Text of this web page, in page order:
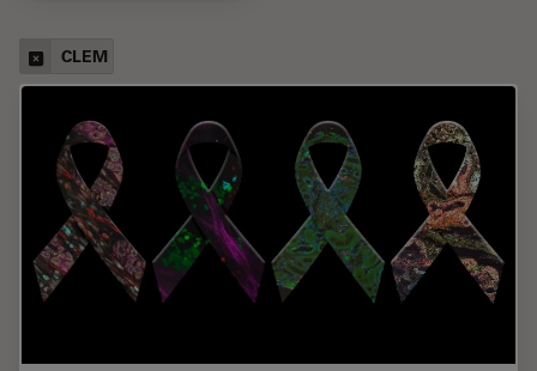
CLEM